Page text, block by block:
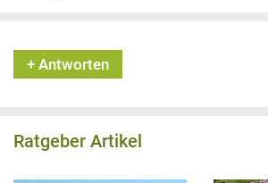
+ Antworten
Ratgeber Artikel